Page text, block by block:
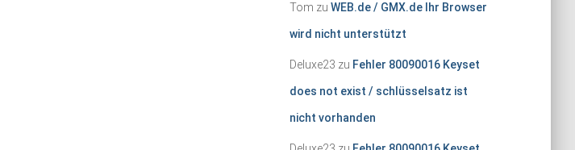
Tom zu WEB.de / GMX.de Ihr Browser
wird nicht unterstützt
Deluxe23 zu Fehler 80090016 Keyset
does not exist / schlüsselsatz ist
nicht vorhanden